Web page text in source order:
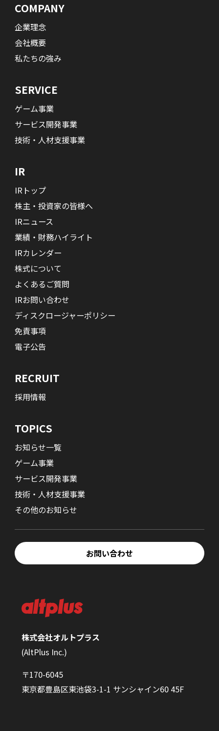
株式会社オルトプラス
(AltPlus Inc.)
〒170-6045
東京都豊島区東池袋3-1-1 サンシャイン60 45F
COMPANY
企業理念
会社概要
私たちの強み
SERVICE
ゲーム事業
サービス開発事業
技術・人材支援事業
IR
IRトップ
株主・投資家の皆様へ
IRニュース
業績・財務ハイライト
IRカレンダー
株式について
よくあるご質問
IRお問い合わせ
ディスクロージャーポリシー
免責事項
電子公告
RECRUIT
採用情報
TOPICS
お知らせ一覧
ゲーム事業
サービス開発事業
技術・人材支援事業
その他のお知らせ
お問い合わせ